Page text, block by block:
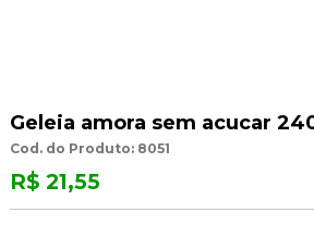
Geleia amora sem acucar
Cod. do Produto: 8051
R$ 21,55